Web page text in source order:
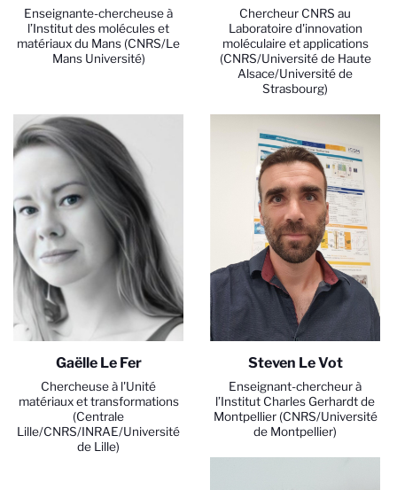
Enseignante-chercheuse à
l’Institut des molécules et
matériaux du Mans (CNRS/Le
Mans Université)
Chercheur CNRS au
Laboratoire d'innovation
moléculaire et applications
(CNRS/Université de Haute
Alsace/Université de
Strasbourg)
Gaëlle Le Fer
Chercheuse à l'Unité
matériaux et transformations
(Centrale
Lille/CNRS/INRAE/Université
de Lille)
Steven Le Vot
Enseignant-chercheur à
l’Institut Charles Gerhardt de
Montpellier (CNRS/Université
de Montpellier)